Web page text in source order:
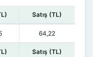
Satış (TL)
64,22
Satış (TL)